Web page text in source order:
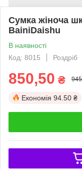
Сумка жіноча
BainiDaishu
В наявності
Код: 8015
Роздріб
850,50 ₴
Економія 94.50 ₴